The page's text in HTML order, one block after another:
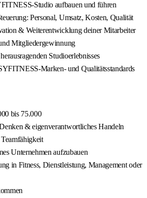
Studio aufbauen und führen
Personal, Umsatz, Kosten, Qualität
& Weiterentwicklung deiner Mitarbeiter
Mitgliedergewinnung
Studioerlebnisses
Marken- und Qualitätsstandards
bis 75.000
& eigenverantwortliches Handeln
Unternehmen aufzubauen
in Fitness, Dienstleistung, Management oder